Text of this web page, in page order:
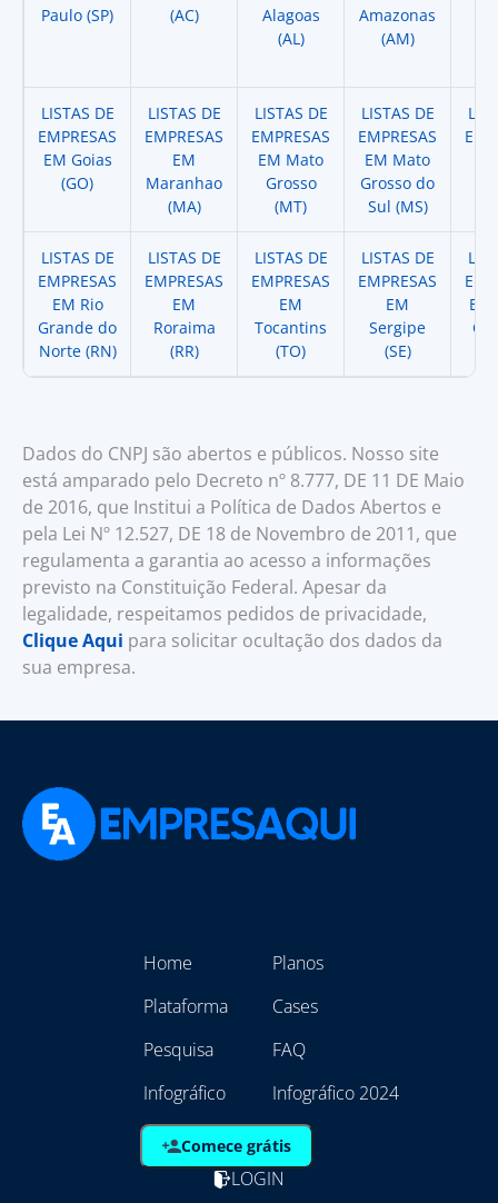
Paulo (SP)
(AC)
Alagoas
(AL)
Amazonas
(AM)
LISTAS DE
EMPRESAS
EM Goias
(GO)
LISTAS DE
EMPRESAS
EM
Maranhao
(MA)
LISTAS DE
EMPRESAS
EM Mato
Grosso
(MT)
LISTAS DE
EMPRESAS
EM Mato
Grosso do
Sul (MS)
LISTAS DE
EMPRESAS
EM Rio
Grande do
Norte (RN)
LISTAS DE
EMPRESAS
EM
Roraima
(RR)
LISTAS DE
EMPRESAS
EM
Tocantins
(TO)
LISTAS DE
EMPRESAS
EM
Sergipe
(SE)
EM
Dados do CNPJ são abertos e públicos. Nosso site
está amparado pelo Decreto nº 8.777, DE 11 DE Maio
de 2016, que Institui a Política de Dados Abertos e
pela Lei Nº 12.527, DE 18 de Novembro de 2011, que
regulamenta a garantia ao acesso a informações
previsto na Constituição Federal. Apesar da
legalidade, respeitamos pedidos de privacidade,
Clique Aqui para solicitar ocultação dos dados da
sua empresa.
Home
Plataforma
Pesquisa
Infográfico
Planos
Cases
FAQ
Infográfico 2024
Comece grátis
LOGIN